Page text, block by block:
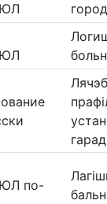
ЮЛ
ЮЛ
ЮЛ по-